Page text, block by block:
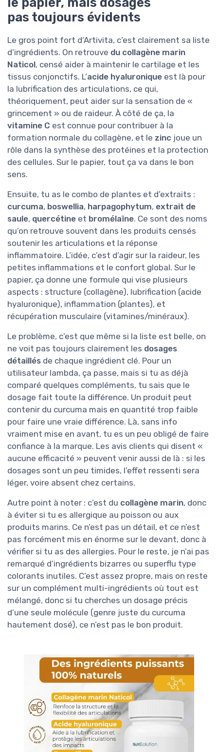
pas toujours évidents
Le gros point fort d’Artivita, c’est clairement sa liste
d’ingrédients. On retrouve du collagène marin
Naticol, censé aider à maintenir le cartilage et les
tissus conjonctifs. L’acide hyaluronique est là pour
la lubrification des articulations, ce qui,
théoriquement, peut aider sur la sensation de «
grincement » ou de raideur. À côté de ça, la
vitamine C est connue pour contribuer à la
formation normale du collagène, et le zinc joue un
rôle dans la synthèse des protéines et la protection
des cellules. Sur le papier, tout ça va dans le bon
sens.
Ensuite, tu as le combo de plantes et d’extraits :
curcuma, boswellia, harpagophytum, extrait de
saule, quercétine et bromélaïne. Ce sont des noms
qu’on retrouve souvent dans les produits censés
soutenir les articulations et la réponse
inflammatoire. L’idée, c’est d’agir sur la raideur, les
petites inflammations et le confort global. Sur le
papier, ça donne une formule qui vise plusieurs
aspects : structure (collagène), lubrification (acide
hyaluronique), inflammation (plantes), et
récupération musculaire (vitamines/minéraux).
Le problème, c’est que même si la liste est belle, on
ne voit pas toujours clairement les dosages
détaillés de chaque ingrédient clé. Pour un
utilisateur lambda, ça passe, mais si tu as déjà
comparé quelques compléments, tu sais que le
dosage fait toute la différence. Un produit peut
contenir du curcuma mais en quantité trop faible
pour faire une vraie différence. Là, sans info
vraiment mise en avant, tu es un peu obligé de faire
confiance à la marque. Les avis clients qui disent «
aucune efficacité » peuvent venir aussi de là : si les
dosages sont un peu timides, l’effet ressenti sera
léger, voire absent chez certains.
Autre point à noter : c’est du collagène marin, donc
à éviter si tu es allergique au poisson ou aux
produits marins. Ce n’est pas un détail, et ce n’est
pas forcément mis en énorme sur le devant, donc à
vérifier si tu as des allergies. Pour le reste, je n’ai pas
remarqué d’ingrédients bizarres ou superflu type
colorants inutiles. C’est assez propre, mais on reste
sur un complément multi-ingrédients où tout est
mélangé, donc si tu cherches un dosage précis
d’une seule molécule (genre juste du curcuma
hautement dosé), ce n’est pas le bon produit.